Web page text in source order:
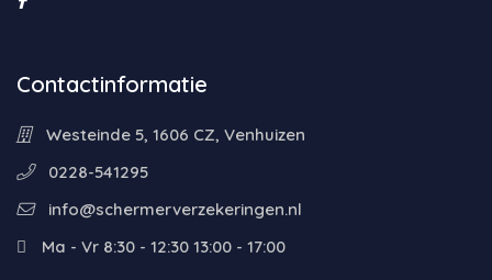
Contactinformatie
Westeinde 5, 1606 CZ, Venhuizen
0228-541295
info@schermerverzekeringen.nl
Ma - Vr 8:30 - 12:30 13:00 - 17:00